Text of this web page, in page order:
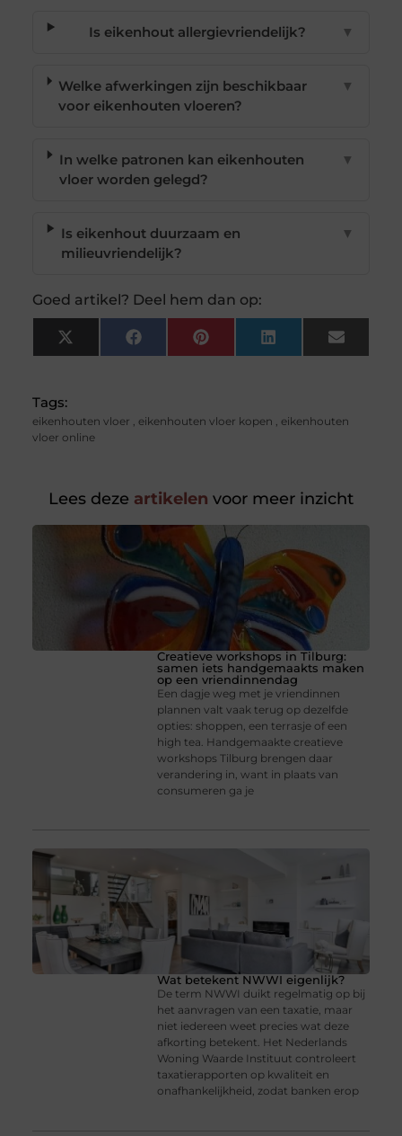
Is eikenhout allergievriendelijk? ▼
Welke afwerkingen zijn beschikbaar
voor eikenhouten vloeren?
▼
In welke patronen kan eikenhouten
vloer worden gelegd?
▼
Is eikenhout duurzaam en
milieuvriendelijk?
▼
Goed artikel? Deel hem dan op:
X
(Twitter)
FacebookPinterest LinkedIn Email
Tags:
eikenhouten vloer , eikenhouten vloer kopen , eikenhouten
vloer online
Lees deze artikelen voor meer inzicht
Creatieve workshops in Tilburg:
samen iets handgemaakts maken
op een vriendinnendag
Een dagje weg met je vriendinnen
plannen valt vaak terug op dezelfde
opties: shoppen, een terrasje of een
high tea. Handgemaakte creatieve
workshops Tilburg brengen daar
verandering in, want in plaats van
consumeren ga je
Wat betekent NWWI eigenlijk?
De term NWWI duikt regelmatig op bij
het aanvragen van een taxatie, maar
niet iedereen weet precies wat deze
afkorting betekent. Het Nederlands
Woning Waarde Instituut controleert
taxatierapporten op kwaliteit en
onafhankelijkheid, zodat banken erop